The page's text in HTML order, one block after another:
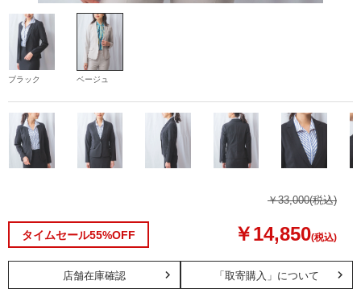
ブラック ベージュ
￥33,000(税込)
タイムセール55%OFF ￥14,850(税込)
「取寄購入」について
店舗在庫確認